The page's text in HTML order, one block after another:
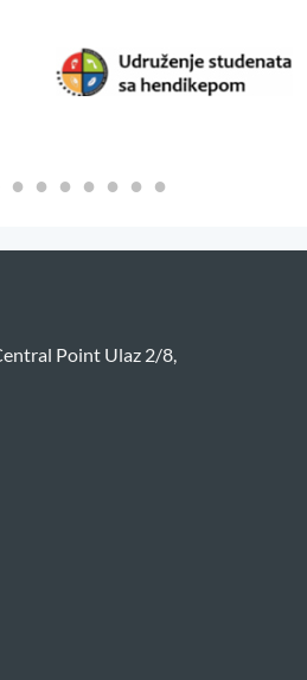
Point Ulaz 2/8,